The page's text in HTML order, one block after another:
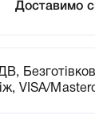
Доставимо
VISA/